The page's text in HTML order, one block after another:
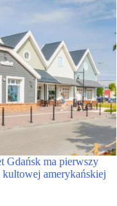
Gdańsk ma pierwszy
kultowej amerykańskiej